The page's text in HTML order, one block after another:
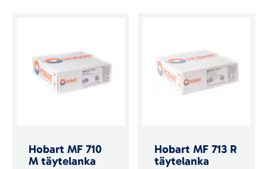
Hobart MF 710
M täytelanka
Hobart MF 713 R
täytelanka